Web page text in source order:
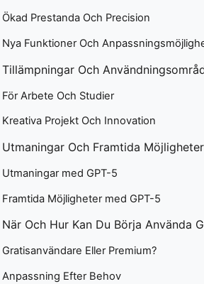
Ökad Prestanda Och Precision
Nya Funktioner Och
Tillämpningar Och
För Arbete Och Studier
Kreativa Projekt Och Innovation
Utmaningar Och Framtida Möjligheter
Utmaningar med GPT-5
Framtida Möjligheter med GPT-5
När Och Hur Kan Du Börja Använda
Gratisanvändare Eller Premium?
Anpassning Efter Behov